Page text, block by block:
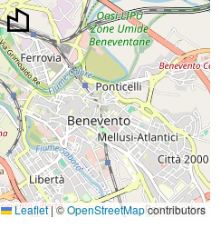
Leaflet |©OpenStreetMapcontributors